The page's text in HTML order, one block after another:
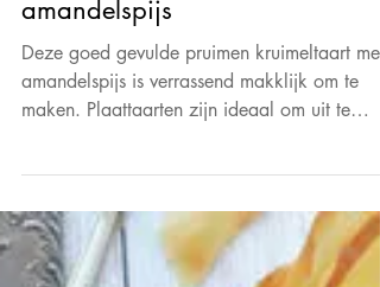
Pruimen kruimeltaart met
amandelspijs
Deze goed gevulde pruimen kruimeltaart met
amandelspijs is verrassend makklijk om te